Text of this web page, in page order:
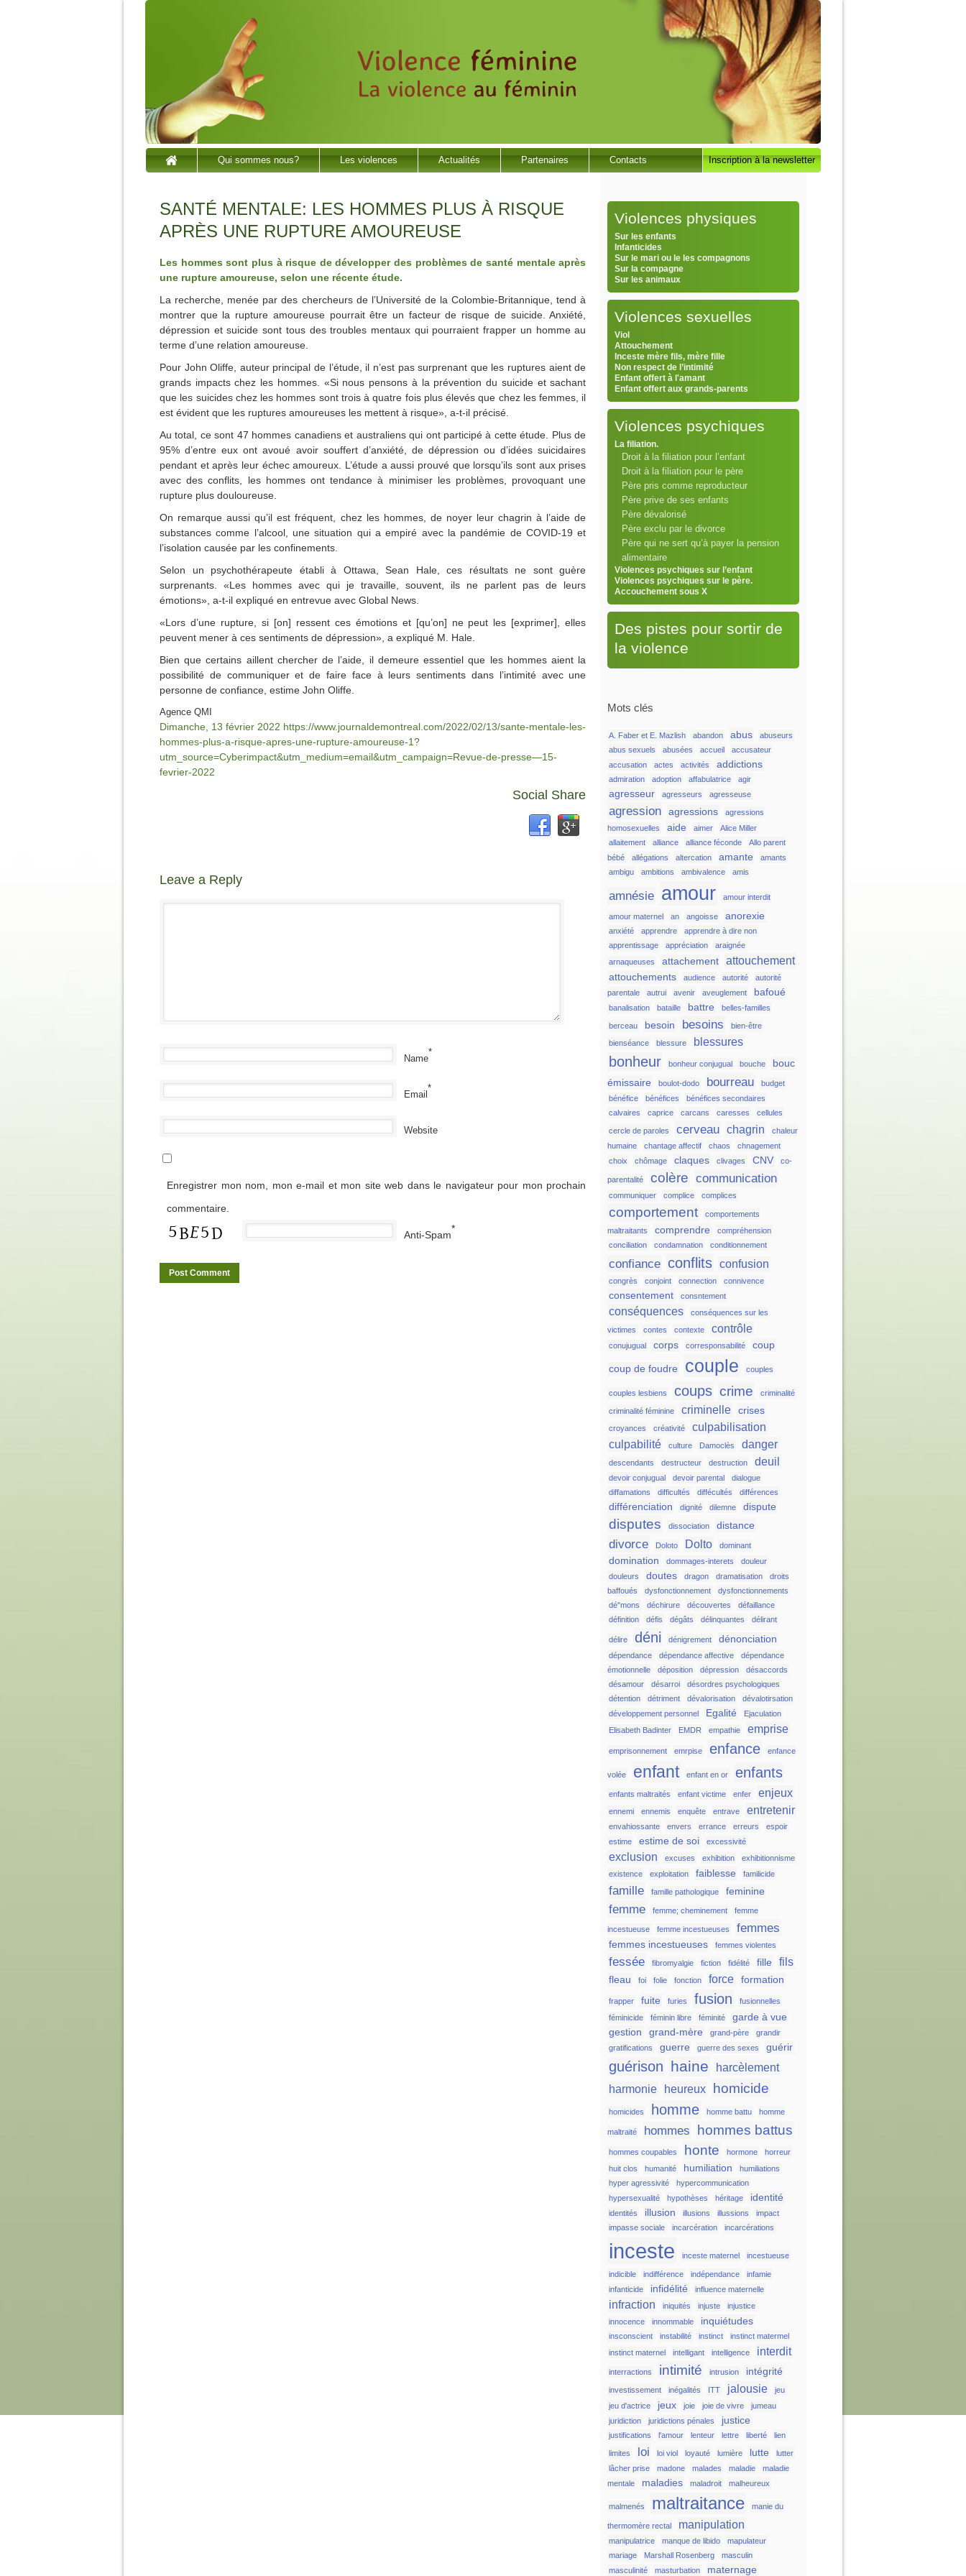
Qui sommes nous? Les violences Actualités Partenaires Contacts Inscription à la newsletter
SANTÉ MENTALE: LES HOMMES PLUS À RISQUE
APRÈS UNE RUPTURE AMOUREUSE
Les hommes sont plus à risque de développer des problèmes de santé mentale après
une rupture amoureuse, selon une récente étude.
La recherche, menée par des chercheurs de l’Université de la Colombie-Britannique, tend à
montrer que la rupture amoureuse pourrait être un facteur de risque de suicide. Anxiété,
dépression et suicide sont tous des troubles mentaux qui pourraient frapper un homme au
terme d’une relation amoureuse.
Pour John Oliffe, auteur principal de l’étude, il n’est pas surprenant que les ruptures aient de
grands impacts chez les hommes. «Si nous pensons à la prévention du suicide et sachant
que les suicides chez les hommes sont trois à quatre fois plus élevés que chez les femmes, il
est évident que les ruptures amoureuses les mettent à risque», a-t-il précisé.
Au total, ce sont 47 hommes canadiens et australiens qui ont participé à cette étude. Plus de
95% d’entre eux ont avoué avoir souffert d’anxiété, de dépression ou d’idées suicidaires
pendant et après leur échec amoureux. L’étude a aussi prouvé que lorsqu’ils sont aux prises
avec des conflits, les hommes ont tendance à minimiser les problèmes, provoquant une
rupture plus douloureuse.
On remarque aussi qu’il est fréquent, chez les hommes, de noyer leur chagrin à l’aide de
substances comme l’alcool, une situation qui a empiré avec la pandémie de COVID-19 et
l’isolation causée par les confinements.
Selon un psychothérapeute établi à Ottawa, Sean Hale, ces résultats ne sont guère
surprenants. «Les hommes avec qui je travaille, souvent, ils ne parlent pas de leurs
émotions», a-t-il expliqué en entrevue avec Global News.
«Lors d’une rupture, si [on] ressent ces émotions et [qu’on] ne peut les [exprimer], elles
peuvent mener à ces sentiments de dépression», a expliqué M. Hale.
Bien que certains aillent chercher de l’aide, il demeure essentiel que les hommes aient la
possibilité de communiquer et de faire face à leurs sentiments dans l’intimité avec une
personne de confiance, estime John Oliffe.
Agence QMI
Dimanche, 13 février 2022 https://www.journaldemontreal.com/2022/02/13/sante-mentale-les-
hommes-plus-a-risque-apres-une-rupture-amoureuse-1?
utm_source=Cyberimpact&utm_medium=email&utm_campaign=Revue-de-presse—15-
fevrier-2022
Social Share
Leave a Reply
Name
*
Email
*
Website
Enregistrer mon nom, mon e-mail et mon site web dans le navigateur pour mon prochain
commentaire.
Anti-Spam
*
Violences physiques
Sur les enfants
Infanticides
Sur le mari ou le les compagnons
Sur la compagne
Sur les animaux
Violences sexuelles
Viol
Attouchement
Inceste mère fils, mère fille
Non respect de l’intimité
Enfant offert à l'amant
Enfant offert aux grands-parents
Violences psychiques
La filiation.
Droit à la filiation pour l’enfant
Droit à la filiation pour le père
Père pris comme reproducteur
Père prive de ses enfants
Père dévalorisé
Père exclu par le divorce
Père qui ne sert qu’à payer la pension
alimentaire
Violences psychiques sur l’enfant
Violences psychiques sur le père.
Accouchement sous X
Des pistes pour sortir de
la violence
Mots clés
A. Faber et E. Mazlish abandon abus
abuseurs
abus sexuels
abusées accueil
accusateur
accusation
actes activités addictions
admiration adoption affabulatrice agir
agresseur agresseurs agresseuse
agression agressions
agressions
homosexuelles
aide aimer
Alice Miller
allaitement
alliance alliance féconde
Allo parent
bébé
allégations altercation amante
amants
ambigu
ambitions ambivalence amis
amnésie amour amour interdit
amour maternel an angoisse anorexie
anxiété apprendre
apprendre à dire non
apprentissage
appréciation
araignée
arnaqueuses
attachement attouchement
attouchements audience autorité
autorité
parentale
autrui avenir aveuglement bafoué
banalisation bataille battre belles-familles
berceau besoin besoins
bien-être
bienséance
blessure blessures
bonheur bonheur conjugual bouche
bouc
émissaire
boulot-dodo bourreau
budget
bénéfice
bénéfices
bénéfices secondaires
calvaires
caprice carcans caresses cellules
cercle de paroles cerveau chagrin
chaleur
humaine
chantage affectif chaos
chnagement
choix
chômage claques clivages CNV co-
parentalité colère communication
communiquer complice complices
comportement
comportements
maltraitants
comprendre
compréhension
conciliation
condamnation conditionnement
confiance conflits confusion
congrès conjoint connection connivence
consentement consntement
conséquences
conséquences sur les
victimes
contes contexte contrôle
conujugual corps corresponsabilité coup
coup de foudre couple couples
couples lesbiens coups crime criminalité
criminalité féminine criminelle crises
croyances créativité
culpabilisation
culpabilité
culture Damoclès danger
descendants destructeur destruction deuil
devoir conjugual devoir parental
dialogue
diffamations
difficultés diffécultés différences
différenciation dignité dilemne dispute
disputes dissociation distance
divorce Doloto Dolto dominant
domination dommages-interets
douleur
douleurs
doutes dragon dramatisation
droits
baffoués
dysfonctionnement
dysfonctionnements
dé"mons
déchirure découvertes
défaillance
définition
défis dégâts délinquantes délirant
délire déni dénigrement dénonciation
dépendance dépendance affective
dépendance
émotionnelle
déposition dépression
désaccords
désamour
désarroi
désordres psychologiques
détention
détriment dévalorisation
dévalotirsation
développement personnel
Egalité
Ejaculation
Elisabeth Badinter
EMDR empathie emprise
emprisonnement emrpise enfance enfance
volée enfant enfant en or enfants
enfants maltraités enfant victime enfer enjeux
ennemi ennemis enquête entrave entretenir
envahiossante envers errance erreurs
espoir
estime
estime de soi excessivité
exclusion excuses exhibition
exhibitionnisme
existence
exploitation faiblesse familicide
famille famille pathologique feminine
femme femme; cheminement femme
incestueuse femme incestueuses femmes
femmes incestueuses femmes violentes
fessée fibromyalgie fiction fidélité fille fils
fleau foi folie fonction force formation
frapper fuite furies fusion
fusionnelles
féminicide
féminin libre féminité
garde à vue
gestion
grand-mère grand-père
grandir
gratifications
guerre guerre des sexes guérir
guérison haine
harcèlement
harmonie
heureux homicide
homicides homme homme battu homme
maltraité hommes hommes battus
hommes coupables honte hormone
horreur
huit clos
humanité humiliation
humiliations
hyper agressivité
hypercommunication
hypersexualité
hypothèses héritage identité
identités illusion illusions illussions
impact
impasse sociale
incarcération incarcérations
inceste inceste maternel incestueuse
indicible indifférence indépendance
infamie
infanticide
infidélité influence maternelle
infraction iniquités injuste
injustice
innocence
innommable inquiétudes
insconscient instabilité instinct
instinct matermel
instinct maternel
intelligant intelligence interdit
interractions intimité intrusion intégrité
investissement inégalités ITT jalousie
jeu
jeu d'actrice
jeux joie joie de vivre
jumeau
juridiction
juridictions pénales justice
justifications l'amour lenteur lettre liberté lien
limites loi loi viol loyauté lumière lutte
lutter
lâcher prise
madone malades maladie
maladie
mentale
maladies maladroit malheureux
malmenés maltraitance manie du
thermomère rectal manipulation
manipulatrice manque de libido
mapulateur
mariage
Marshall Rosenberg
masculin
masculinité
masturbation maternage